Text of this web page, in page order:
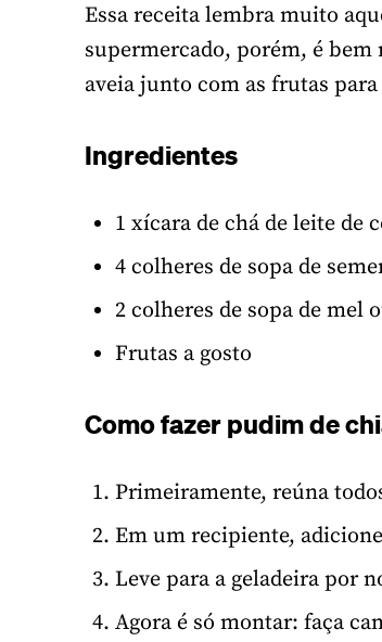
Essa receita lembra muito
supermercado, porém, é bem
aveia junto com as frutas
Ingredientes
1 xícara de chá de leite de
4 colheres de sopa de
2 colheres de sopa de mel
Frutas a gosto
Como fazer pudim de
Primeiramente, reúna
Em um recipiente,
Leve para a geladeira por
Agora é só montar: faça